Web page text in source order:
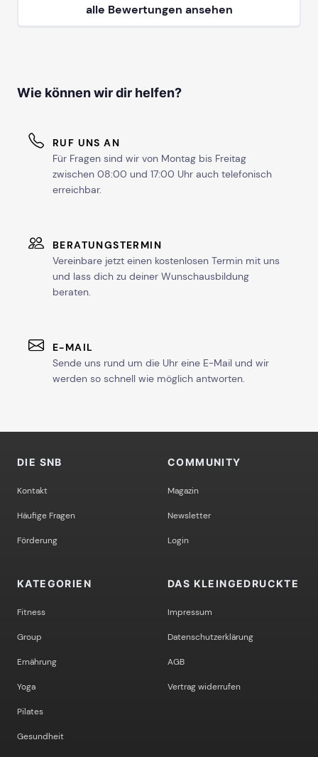
alle Bewertungen ansehen
Wie können wir dir helfen?
RUF UNS AN
Für Fragen sind wir von Montag bis Freitag
zwischen 08:00 und 17:00 Uhr auch telefonisch
erreichbar.
BERATUNGSTERMIN
Vereinbare jetzt einen kostenlosen Termin mit uns
und lass dich zu deiner Wunschausbildung
beraten.
E-MAIL
Sende uns rund um die Uhr eine E-Mail und wir
werden so schnell wie möglich antworten.
DIE SNB
Kontakt
Häufige Fragen
Förderung
COMMUNITY
Magazin
Newsletter
Login
KATEGORIEN
Fitness
Group
Ernährung
Yoga
Pilates
Gesundheit
DAS KLEINGEDRUCKTE
Impressum
Datenschutzerklärung
AGB
Vertrag widerrufen